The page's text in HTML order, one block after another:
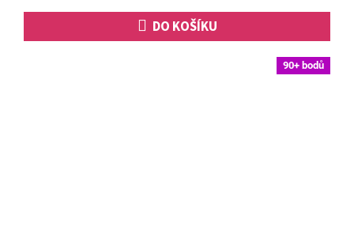
DO KOŠÍKU
90+ bodů